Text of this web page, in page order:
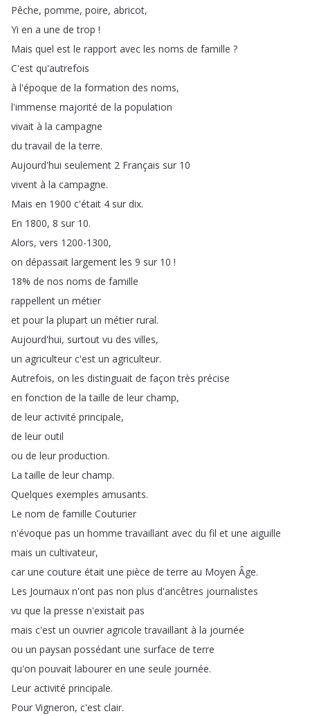
Pêche, pomme, poire, abricot,
Yi en a une de trop !
Mais quel est le rapport avec les noms de famille ?
C'est qu'autrefois
à l'époque de la formation des noms,
l'immense majorité de la population
vivait à la campagne
du travail de la terre.
Aujourd'hui seulement 2 Français sur 10
vivent à la campagne.
Mais en 1900 c'était 4 sur dix.
En 1800, 8 sur 10.
Alors, vers 1200-1300,
on dépassait largement les 9 sur 10 !
18% de nos noms de famille
rappellent un métier
et pour la plupart un métier rural.
Aujourd'hui, surtout vu des villes,
un agriculteur c'est un agriculteur.
Autrefois, on les distinguait de façon très précise
en fonction de la taille de leur champ,
de leur activité principale,
de leur outil
ou de leur production.
La taille de leur champ.
Quelques exemples amusants.
Le nom de famille Couturier
n'évoque pas un homme travaillant avec du fil et une aiguille
mais un cultivateur,
car une couture était une pièce de terre au Moyen Âge.
Les Journaux n'ont pas non plus d'ancêtres journalistes
vu que la presse n'existait pas
mais c'est un ouvrier agricole travaillant à la journée
ou un paysan possédant une surface de terre
qu'on pouvait labourer en une seule journée.
Leur activité principale.
Pour Vigneron, c'est clair.